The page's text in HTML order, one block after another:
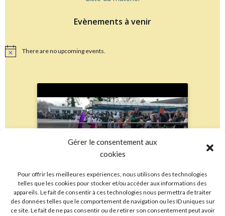
Gérer le consentement aux
cookies
Pour offrir les meilleures expériences, nous utilisons des technologies
telles que les cookies pour stocker et/ou accéder aux informations des
appareils. Le fait de consentir à ces technologies nous permettra de traiter
des données telles que le comportement de navigation ou les ID uniques sur
ce site. Le fait de ne pas consentir ou de retirer son consentement peut avoir
Evènements à venir
Notice There are no upcoming events.
marketing et activer ce contenu